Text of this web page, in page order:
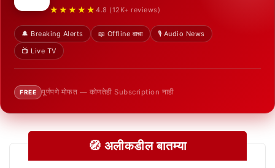
★★★★★ 4.8 (12K+ reviews)
🔔 Breaking Alerts 📖 Offline वाचा
🎙️ Audio News
📺 Live TV
FREE पूर्णपणे मोफत — कोणतेही Subscription नाही
🧭 अलीकडील बातम्या